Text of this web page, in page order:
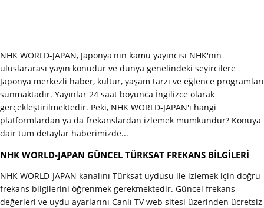
NHK WORLD-JAPAN, Japonya'nın kamu yayıncısı NHK'nın
uluslararası yayın konudur ve dünya genelindeki seyircilere
Japonya merkezli haber, kültür, yaşam tarzı ve eğlence programları
sunmaktadır. Yayınlar 24 saat boyunca İngilizce olarak
gerçekleştirilmektedir. Peki, NHK WORLD-JAPAN'ı hangi
platformlardan ya da frekanslardan izlemek mümkündür? Konuya
dair tüm detaylar haberimizde...
NHK WORLD-JAPAN GÜNCEL TÜRKSAT FREKANS BİLGİLERİ
NHK WORLD-JAPAN kanalını Türksat uydusu ile izlemek için doğru
frekans bilgilerini öğrenmek gerekmektedir. Güncel frekans
değerleri ve uydu ayarlarını Canlı TV web sitesi üzerinden ücretsiz